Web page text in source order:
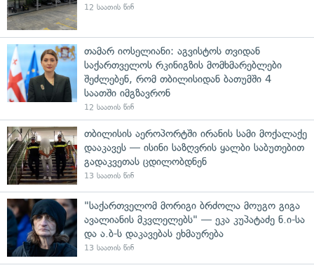
12 საათის წინ
თამარ იოსელიანი: აგვისტოს თვიდან
საქართველოს რკინიგზის მომხმარებლები
შეძლებენ, რომ თბილისიდან ბათუმში 4
საათში იმგზავრონ
12 საათის წინ
თბილისის აეროპორტში ირანის სამი მოქალაქე
დააკავეს — ისინი საზღვრის ყალბი საბუთებით
გადაკვეთას ცდილობდნენ
13 საათის წინ
"საქართველომ მორიგი ბრძოლა მოუგო გიგა
ავალიანის მკვლელებს" — ეკა კუპატაძე ნ.ი-სა
და ა.ბ-ს დაკავებას ეხმაურება
13 საათის წინ